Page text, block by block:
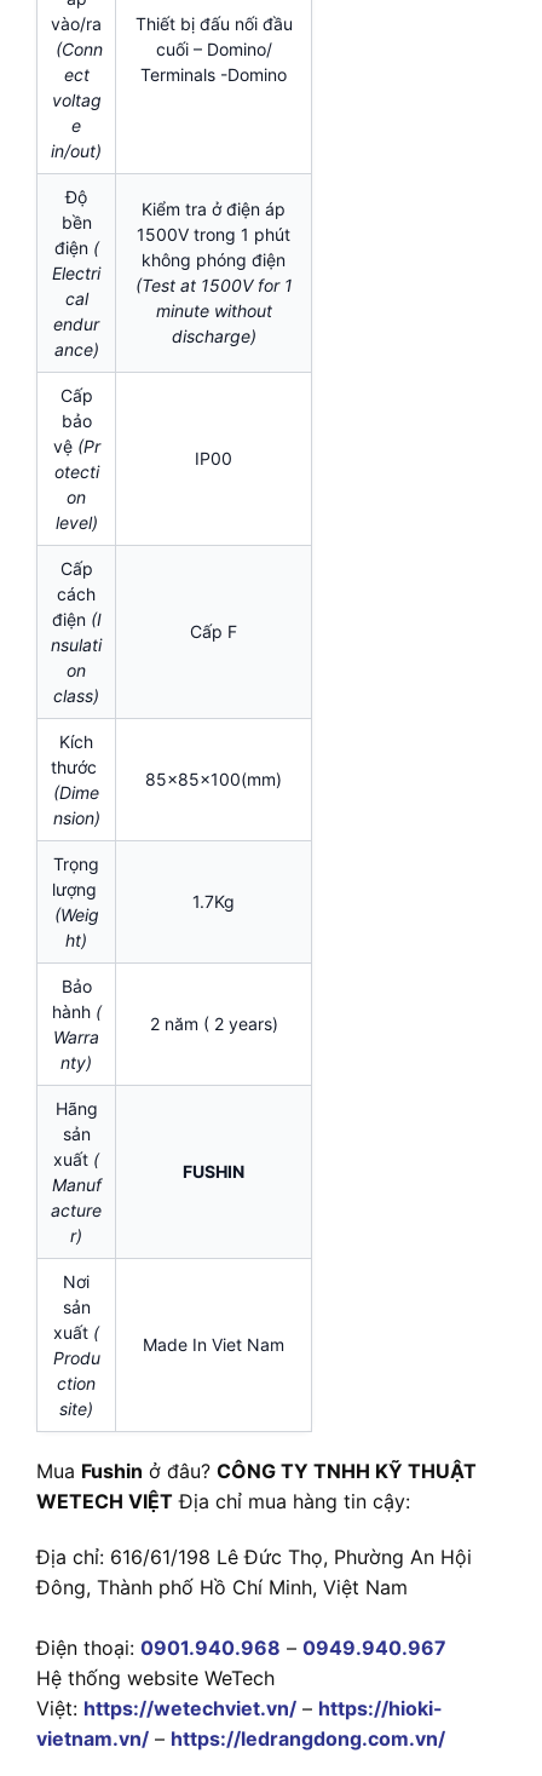
vào/ra
(Conn
ect
voltag
e
in/out)
Thiết bị đấu nối đầu
cuối – Domino/
Terminals -Domino
Độ
bền
điện (
Electri
cal
endur
ance)
Kiểm tra ở điện áp
1500V trong 1 phút
không phóng điện
(Test at 1500V for 1
minute without
discharge)
Cấp
bảo
vệ (Pr
otecti
on
level)
IP00
Cấp
cách
điện (I
nsulati
on
class)
Cấp F
Kích
thước
(Dime
nsion)
85x85x100(mm)
Trọng
lượng
(Weig
ht)
1.7Kg
Bảo
hành (
Warra
nty)
2 năm ( 2 years)
Hãng
sản
xuất (
Manuf
acture
r)
FUSHIN
Nơi
sản
xuất (
Produ
ction
site)
Made In Viet Nam
Mua Fushin ở đâu? CÔNG TY TNHH KỸ THUẬT
WETECH VIỆT Địa chỉ mua hàng tin cậy:
Địa chỉ: 616/61/198 Lê Đức Thọ, Phường An Hội
Đông, Thành phố Hồ Chí Minh, Việt Nam
Điện thoại: 0901.940.968 – 0949.940.967
Hệ thống website WeTech
Việt: https://wetechviet.vn/ – https://hioki-
vietnam.vn/ – https://ledrangdong.com.vn/